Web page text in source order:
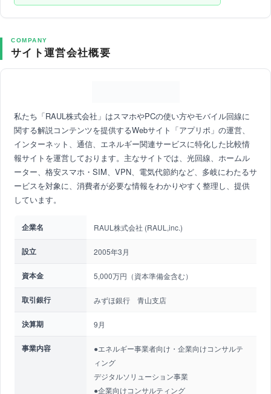
COMPANY
サイト運営会社概要
私たち「RAUL株式会社」はスマホやPCの使い方やモバイル回線に
関する解説コンテンツを提供するWebサイト「アプリポ」の運営、
インターネット、通信、エネルギー関連サービスに特化した比較情
報サイトを運営しております。主なサイトでは、光回線、ホームル
ーター、格安スマホ・SIM、VPN、電気代節約など、多岐にわたるサ
ービスを対象に、消費者が必要な情報をわかりやすく整理し、提供
しています。
企業名 RAUL株式会社 (RAUL,inc.)
設立 2005年3月
資本金 5,000万円（資本準備金含む）
取引銀行 みずほ銀行 青山支店
決算期 9月
事業内容
●エネルギー事業者向け・企業向けコンサルテ
ィング
デジタルソリューション事業
●企業向けコンサルティング